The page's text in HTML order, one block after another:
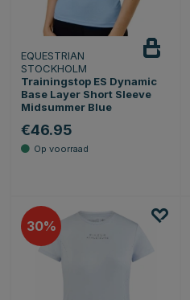
EQUESTRIAN
STOCKHOLM
Trainingstop ES Dynamic
Base Layer Short Sleeve
Midsummer Blue
€46.95
30